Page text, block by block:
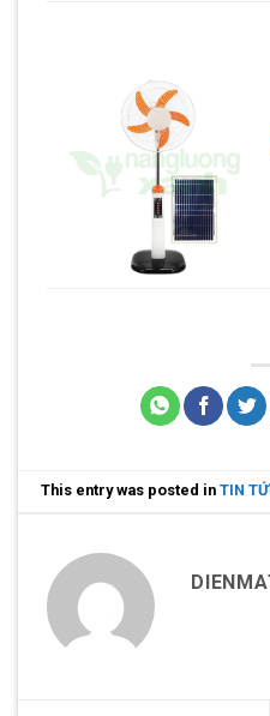
This entry was posted inTIN